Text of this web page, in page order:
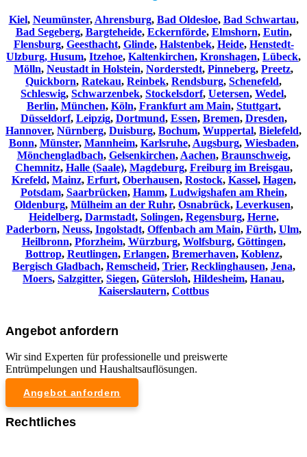
Kiel, Neumünster, Ahrensburg, Bad Oldesloe, Bad Schwartau,
Bad Segeberg, Bargteheide, Eckernförde, Elmshorn, Eutin,
Flensburg, Geesthacht, Glinde, Halstenbek, Heide, Henstedt-
Ulzburg, Husum, Itzehoe, Kaltenkirchen, Kronshagen, Lübeck,
Mölln, Neustadt in Holstein, Norderstedt, Pinneberg, Preetz,
Quickborn, Ratekau, Reinbek, Rendsburg, Schenefeld,
Schleswig, Schwarzenbek, Stockelsdorf, Uetersen, Wedel,
Berlin, München, Köln, Frankfurt am Main, Stuttgart,
Düsseldorf, Leipzig, Dortmund, Essen, Bremen, Dresden,
Hannover, Nürnberg, Duisburg, Bochum, Wuppertal, Bielefeld,
Bonn, Münster, Mannheim, Karlsruhe, Augsburg, Wiesbaden,
Mönchengladbach, Gelsenkirchen, Aachen, Braunschweig,
Chemnitz⁠, Halle (Saale), Magdeburg, Freiburg im Breisgau,
Krefeld, Mainz, Erfurt, Oberhausen, Rostock, Kassel, Hagen,
Potsdam, Saarbrücken, Hamm, Ludwigshafen am Rhein,
Oldenburg, Mülheim an der Ruhr, Osnabrück, Leverkusen,
Heidelberg, Darmstadt, Solingen, Regensburg, Herne,
Paderborn, Neuss, Ingolstadt, Offenbach am Main, Fürth, Ulm,
Heilbronn, Pforzheim, Würzburg, Wolfsburg, Göttingen,
Bottrop, Reutlingen, Erlangen, Bremerhaven, Koblenz,
Bergisch Gladbach, Remscheid, Trier, Recklinghausen, Jena,
Moers, Salzgitter, Siegen, Gütersloh, Hildesheim, Hanau,
Kaiserslautern, Cottbus
Angebot anfordern
Wir sind Experten für professionelle und preiswerte
Entrümpelungen und Haushaltsauflösungen.
Angebot anfordern
Rechtliches